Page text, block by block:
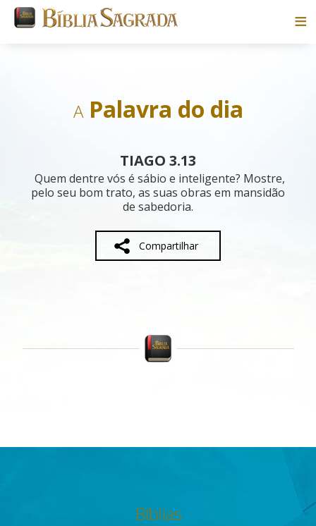
Blog
Parceiros
Sobre
APalavra do dia
TIAGO 3.13
Quem dentre vós é sábio e inteligente? Mostre,
pelo seu bom trato, as suas obras em mansidão
de sabedoria.
Compartilhar
Bíblias